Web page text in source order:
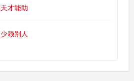
才能助
赖别人